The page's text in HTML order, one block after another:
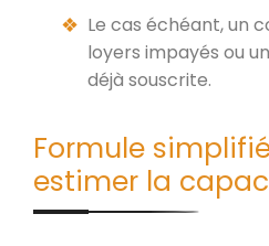
Le cas échéant, un
loyers impayés ou
déjà souscrite.
Formule
estimer la